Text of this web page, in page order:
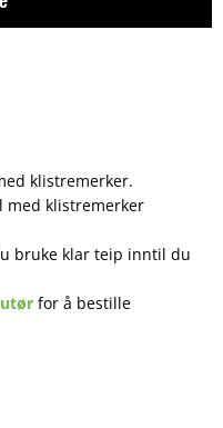
klistremerker.
med klistremerker
bruke klar teip inntil du
for å bestille